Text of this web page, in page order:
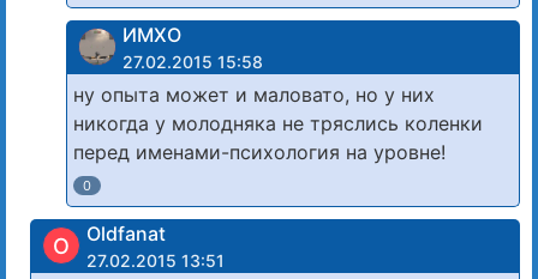
ИМХО
27.02.2015 15:58
ну опыта может и маловато, но у них
никогда у молодняка не тряслись коленки
перед именами-психология на уровне!
0
O Oldfanat
27.02.2015 13:51